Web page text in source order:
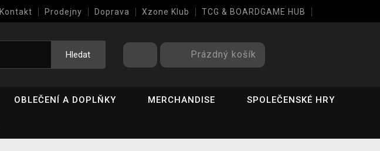
Kontakt Prodejny Doprava Xzone Klub TCG & BOARDGAME HUB
Hledat Prázdný košík
OBLEČENÍ A DOPLŇKY MERCHANDISE SPOLEČENSKÉ HRY